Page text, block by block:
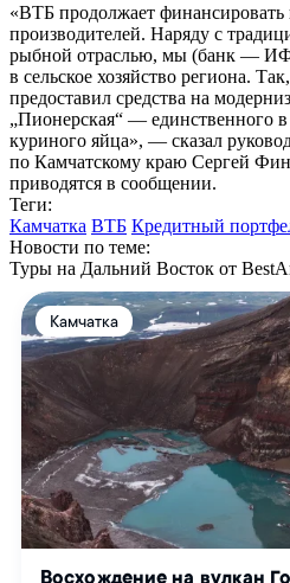
«ВТБ продолжает
производителей. Наряду с
рыбной отраслью, мы (банк —
в сельское хозяйство региона.
предоставил средства на
„Пионерская“ — единственного в
куриного яйца», — сказал
по Камчатскому краю Сергей
приводятся в сообщении.
Теги:
Камчатка ВТБ Кредитный
Новости по теме:
Туры на Дальний Восток от